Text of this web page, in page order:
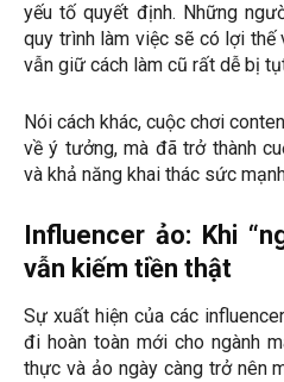
yếu tố quyết định. Những
quy trình làm việc sẽ có lợi
vẫn giữ cách làm cũ rất dễ bị
Nói cách khác, cuộc chơi
về ý tưởng, mà đã trở thành
và khả năng khai thác sức
Influencer ảo: Khi
vẫn kiếm tiền thật
Sự xuất hiện của các
đi hoàn toàn mới cho ngành
thực và ảo ngày càng trở nên